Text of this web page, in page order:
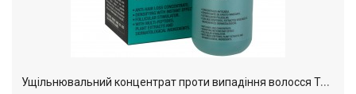
У
щільнювальний концентрат проти випадіння волосся Tahe Peptide T98 Hair Loss Treatment, 50 мл